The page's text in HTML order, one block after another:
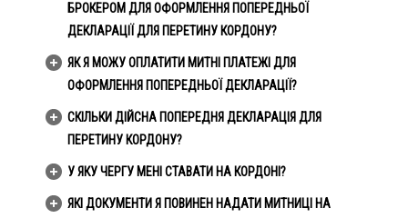
БРОКЕРОМ ДЛЯ ОФОРМЛЕННЯ ПОПЕРЕДНЬОЇ
ДЕКЛАРАЦІЇ ДЛЯ ПЕРЕТИНУ КОРДОНУ?
ЯК Я МОЖУ ОПЛАТИТИ МИТНІ ПЛАТЕЖІ ДЛЯ
ОФОРМЛЕННЯ ПОПЕРЕДНЬОЇ ДЕКЛАРАЦІЇ?
СКІЛЬКИ ДІЙСНА ПОПЕРЕДНЯ ДЕКЛАРАЦІЯ ДЛЯ
ПЕРЕТИНУ КОРДОНУ?
У ЯКУ ЧЕРГУ МЕНІ СТАВАТИ НА КОРДОНІ?
ЯКІ ДОКУМЕНТИ Я ПОВИНЕН НАДАТИ МИТНИЦІ НА